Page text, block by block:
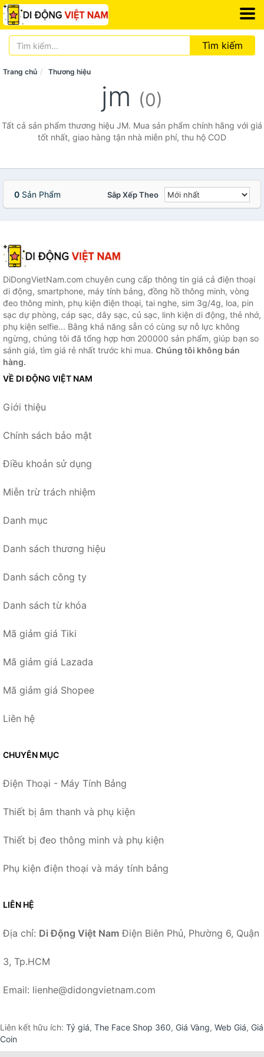
Tìm kiếm
Trang chủ Thương hiệu
jm (0)
Tất cả sản phẩm thương hiệu JM. Mua sản phẩm chính hãng với giá
tốt nhất, giao hàng tận nhà miễn phí, thu hộ COD
0 Sản Phẩm Sắp Xếp Theo
DiDongVietNam.com chuyên cung cấp thông tin giá cả điện thoại
di động, smartphone, máy tính bảng, đồng hồ thông minh, vòng
đeo thông minh, phụ kiện điện thoại, tai nghe, sim 3g/4g, loa, pin
sạc dự phòng, cáp sạc, dây sạc, củ sạc, linh kiện di động, thẻ nhớ,
phụ kiện selfie... Bằng khả năng sẵn có cùng sự nỗ lực không
ngừng, chúng tôi đã tổng hợp hơn 200000 sản phẩm, giúp bạn so
sánh giá, tìm giá rẻ nhất trước khi mua. Chúng tôi không bán
hàng.
VỀ DI ĐỘNG VIỆT NAM
Giới thiệu
Chính sách bảo mật
Điều khoản sử dụng
Miễn trừ trách nhiệm
Danh mục
Danh sách thương hiệu
Danh sách công ty
Danh sách từ khóa
Mã giảm giá Tiki
Mã giảm giá Lazada
Mã giảm giá Shopee
Liên hệ
CHUYÊN MỤC
Điện Thoại - Máy Tính Bảng
Thiết bị âm thanh và phụ kiện
Thiết bị đeo thông minh và phụ kiện
Phụ kiện điện thoại và máy tính bảng
LIÊN HỆ
Địa chỉ: Di Động Việt Nam Điện Biên Phủ, Phường 6, Quận
3, Tp.HCM
Email: lienhe@didongvietnam.com
Liên kết hữu ích: Tỷ giá, The Face Shop 360, Giá Vàng, Web Giá, Giá
Coin